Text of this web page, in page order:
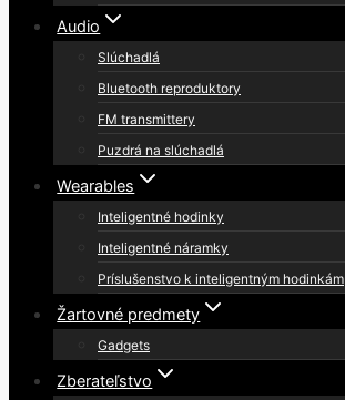
Audio
Slúchadlá
Bluetooth reproduktory
FM transmittery
Puzdrá na slúchadlá
Wearables
Inteligentné hodinky
Inteligentné náramky
Príslušenstvo k inteligentným hodinkám
Žartovné predmety
Gadgets
Zberateľstvo